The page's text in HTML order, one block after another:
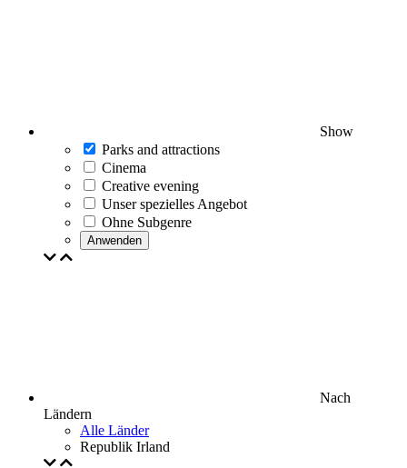
Show
Parks and attractions
Cinema
Creative evening
Unser spezielles Angebot
Ohne Subgenre
Anwenden
Nach
Ländern
Alle Länder
Republik Irland